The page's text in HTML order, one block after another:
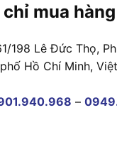
mua
198 Lê Đức Thọ,
Hồ Chí Minh,
–